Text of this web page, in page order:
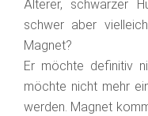
Älterer, schwarzer
schwer aber
Magnet?
Er möchte definitiv
möchte nicht mehr
werden. Magnet